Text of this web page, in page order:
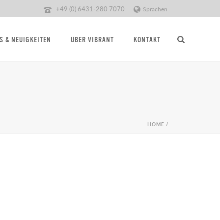
+49 (0) 6431-280 7070 Sprachen
& NEUIGKEITEN ÜBER VIBRANT KONTAKT
HOME /